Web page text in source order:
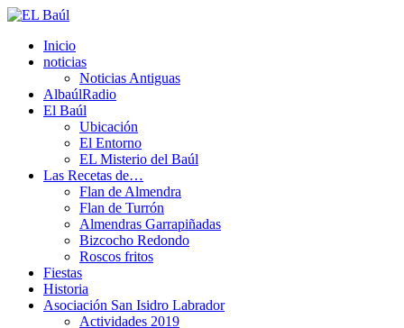
Inicio
noticias
Noticias Antiguas
AlbaúlRadio
El Baúl
Ubicación
El Entorno
EL Misterio del Baúl
Las Recetas de…
Flan de Almendra
Flan de Turrón
Almendras Garrapiñadas
Bizcocho Redondo
Roscos fritos
Fiestas
Historia
Asociación San Isidro Labrador
Actividades 2019